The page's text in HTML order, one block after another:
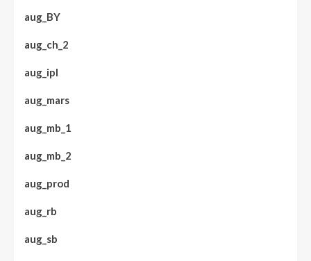
aug_BY
aug_ch_2
aug_ipl
aug_mars
aug_mb_1
aug_mb_2
aug_prod
aug_rb
aug_sb